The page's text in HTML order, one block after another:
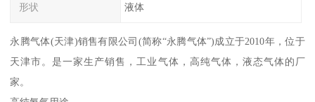
形状 液体
永腾气体(天津)销售有限公司(简称“永腾气体”)成立于2010年，位于
天津市。是一家生产销售，工业气体，高纯气体，液态气体的厂
家。